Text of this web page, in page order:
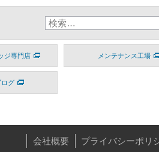
ジ専門店 メンテナンス工場
グ
会社概要 プライバシーポリ